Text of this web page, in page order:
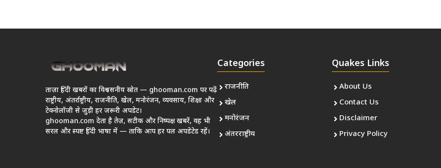
ताज़ा हिंदी खबरों का विश्वसनीय स्रोत — ghooman.com पर पढ़ें
राष्ट्रीय, अंतर्राष्ट्रीय, राजनीति, खेल, मनोरंजन, व्यवसाय, शिक्षा और
टेक्नोलॉजी से जुड़ी हर जरूरी अपडेट।
ghooman.com देता है तेज़, सटीक और निष्पक्ष खबरें, वह भी
सरल और स्पष्ट हिंदी भाषा में — ताकि आप हर पल अपडेटेड रहें।
Categories
राजनीति
खेल
मनोरंजन
अंतरराष्ट्रीय
Quakes Links
About Us
Contact Us
Disclaimer
Privacy Policy